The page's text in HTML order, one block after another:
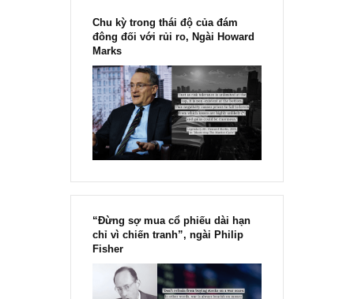
chính thức phát hành!!
Chu kỳ trong thái độ của đám
đông đối với rủi ro, Ngài Howard
Marks